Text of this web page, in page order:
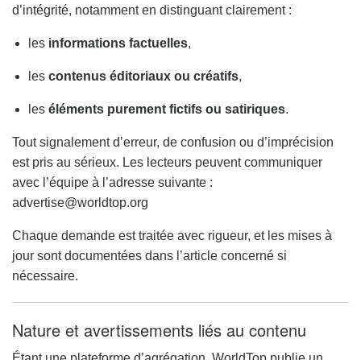
d’intégrité, notamment en distinguant clairement :
les informations factuelles,
lescontenus éditoriaux ou créatifs,
leséléments purement fictifs ou satiriques.
Tout signalement d’erreur, de confusion ou d’imprécision
est pris au sérieux. Les lecteurs peuvent communiquer
avec l’équipe à l’adresse suivante :
advertise@worldtop.org
Chaque demande est traitée avec rigueur, et les mises à
jour sont documentées dans l’article concerné si
nécessaire.
Nature et avertissements liés au contenu